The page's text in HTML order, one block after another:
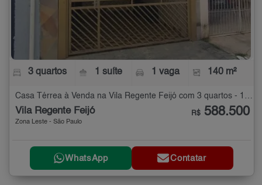
3 quartos 1 suíte 1 vaga 140 m²
Casa Térrea à Venda na Vila Regente Feijó com 3 quartos - 140 m²
Vila Regente Feijó
Zona Leste - São Paulo
R$ 588.500
WhatsApp Contatar